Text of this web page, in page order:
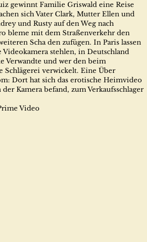
gewinnt Familie Griswald eine Reise
sich Vater Clark, Mutter Ellen und
und Rusty auf den Weg nach
bleme mit dem Straßenverkehr den
Scha den zufügen. In Paris lassen
Videokamera stehlen, in Deutschland
Verwandte und wer den beim
Schlägerei verwickelt. Eine Über
Dort hat sich das erotische Heimvideo
Kamera befand, zum Verkaufsschlager
Video